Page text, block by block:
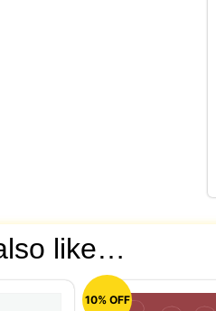
like…
10% OFF